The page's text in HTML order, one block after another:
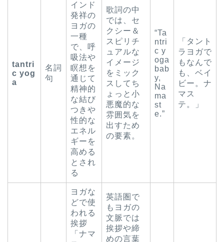
tantri
c yog
a
名詞
句
インド
発祥の
ヨガの
一種
で、呼
吸法や
瞑想を
通じて
精神的
な結び
つきや
性的な
エネル
ギーを
高める
とされ
る
歌詞の中
では、セ
クシー＆
スピリチ
ュアルな
イメージ
をミック
スしてち
ょっと小
悪魔的な
雰囲気を
出すため
の要素。
“Ta
ntri
c y
oga
bab
y,
Na
ma
st
e.”
「タント
ラヨガで
もなんで
も、ベイ
ビー。ナ
マス
テ。」
ヨガな
どで使
われる
挨拶
「ナマ
英語圏で
もヨガの
文脈では
挨拶や締
めの言葉